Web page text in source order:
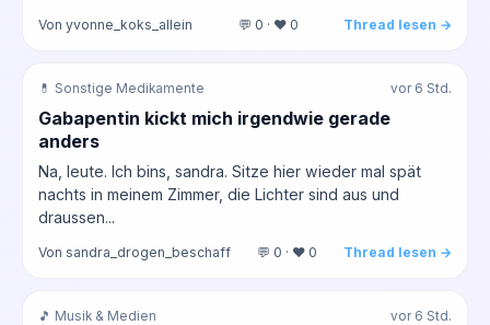
Von yvonne_koks_allein 💬 0 · ❤️ 0 Thread lesen →
💊 Sonstige Medikamente vor 6 Std.
Gabapentin kickt mich irgendwie gerade
anders
Na, leute. Ich bins, sandra. Sitze hier wieder mal spät
nachts in meinem Zimmer, die Lichter sind aus und
draussen...
Von sandra_drogen_beschaff 💬 0 · ❤️ 0 Thread lesen →
🎵 Musik & Medien vor 6 Std.